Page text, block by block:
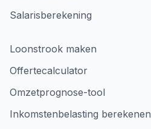
Salarisberekening
Loonstrook maken
Offertecalculator
Omzetprognose-tool
Inkomstenbelasting berekenen